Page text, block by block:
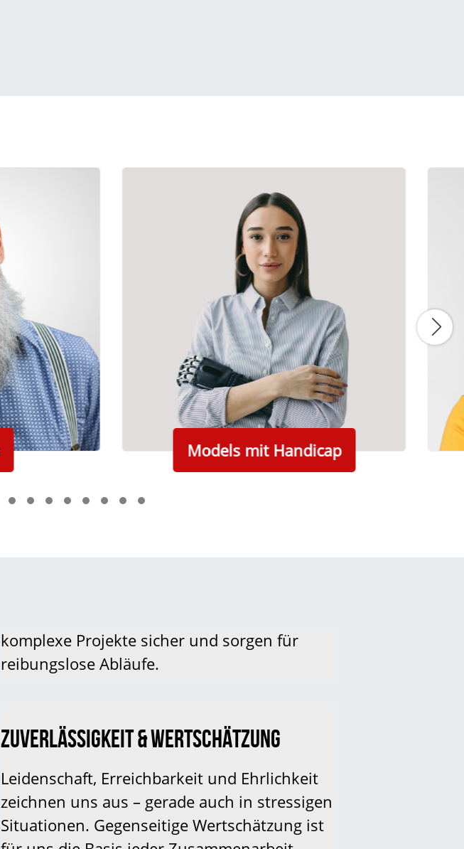
Models mit Handicap
komplexe Projekte sicher und sorgen für
reibungslose Abläufe.
ZUVERLÄSSIGKEIT & WERTSCHÄTZUNG
Leidenschaft, Erreichbarkeit und Ehrlichkeit
zeichnen uns aus – gerade auch in stressigen
Situationen. Gegenseitige Wertschätzung ist